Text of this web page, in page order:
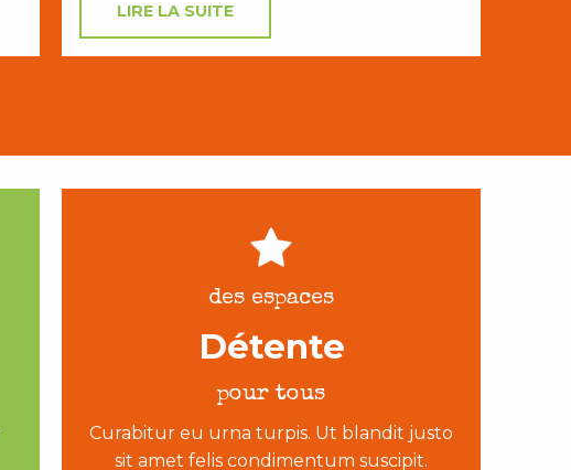
LIRE LA SUITE
des espaces
Détente
pour tous
Curabitur eu urna turpis. Ut blandit justo
sit amet felis condimentum suscipit.